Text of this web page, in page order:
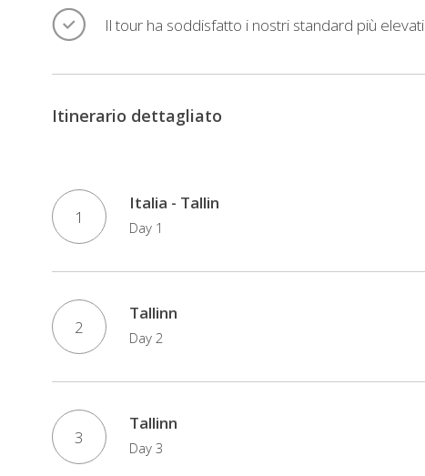
Il tour ha soddisfatto i nostri standard più elevati
Itinerario dettagliato
1
Italia - Tallin
Day 1
2
Tallinn
Day 2
3
Tallinn
Day 3